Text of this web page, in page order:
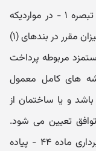
۳) برق و تأسیسات هر مترمربع ۵۰۰ ریال . تبصره ۱ - در مواردیکه
طبقات همانند باشند دستمزد طبقه اول به میزان مقرر در بندهای (۱)
و برای طبقات مشابه ۱۰ % دستمزد مربوطه پرداخت
بجای نقشه های کامل معمول
و یا ساختمان از
تعیین می شود.
قسمت هفتم - دستمزد کارشناسی نقشه برداری ماده ۴۴ - پیاده